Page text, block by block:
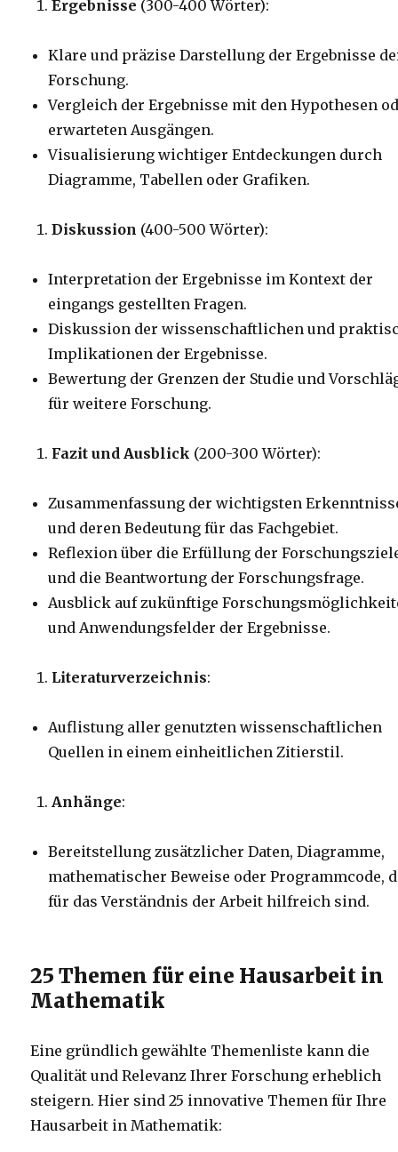
Ergebnisse (300-400 Wörter):
Klare und präzise Darstellung der Ergebnisse
Forschung.
Vergleich der Ergebnisse mit den Hypothesen
erwarteten Ausgängen.
Visualisierung wichtiger Entdeckungen durch
Diagramme, Tabellen oder Grafiken.
Diskussion (400-500 Wörter):
Interpretation der Ergebnisse im Kontext der
eingangs gestellten Fragen.
Diskussion der wissenschaftlichen und
Implikationen der Ergebnisse.
Bewertung der Grenzen der Studie und
für weitere Forschung.
Fazit und Ausblick (200-300 Wörter):
Zusammenfassung der wichtigsten
und deren Bedeutung für das Fachgebiet.
Reflexion über die Erfüllung der
und die Beantwortung der Forschungsfrage.
Ausblick auf zukünftige
und Anwendungsfelder der Ergebnisse.
Literaturverzeichnis:
Auflistung aller genutzten wissenschaftlichen
Quellen in einem einheitlichen Zitierstil.
Anhänge:
Bereitstellung zusätzlicher Daten, Diagramme,
mathematischer Beweise oder Programmcode,
für das Verständnis der Arbeit hilfreich sind.
25 Themen für eine Hausarbeit in
Mathematik
Eine gründlich gewählte Themenliste kann die
Qualität und Relevanz Ihrer Forschung erheblich
steigern. Hier sind 25 innovative Themen für Ihre
Hausarbeit in Mathematik: